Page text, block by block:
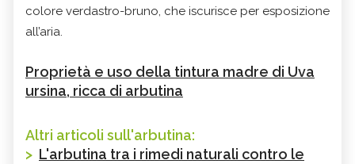
colore verdastro-bruno, che iscurisce per esposizione
all’aria.
Proprietà e uso della tintura madre di Uva
ursina, ricca di arbutina
Altri articoli sull'arbutina:
> L'arbutina tra i rimedi naturali contro le